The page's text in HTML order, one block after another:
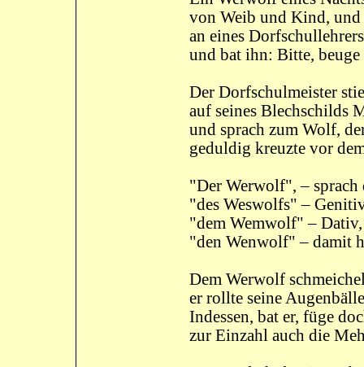
von Weib und Kind, und
an eines
und bat ihn: Bitte,
Der Dorfschulmeister
auf seines Blechschilds
und sprach zum Wolf,
geduldig kreuzte vor
"Der Werwolf", – sprach
"des Weswolfs" –
"dem Wemwolf" –
"den Wenwolf" – damit
Dem Werwolf
er rollte seine
Indessen, bat er, füge
zur Einzahl auch die